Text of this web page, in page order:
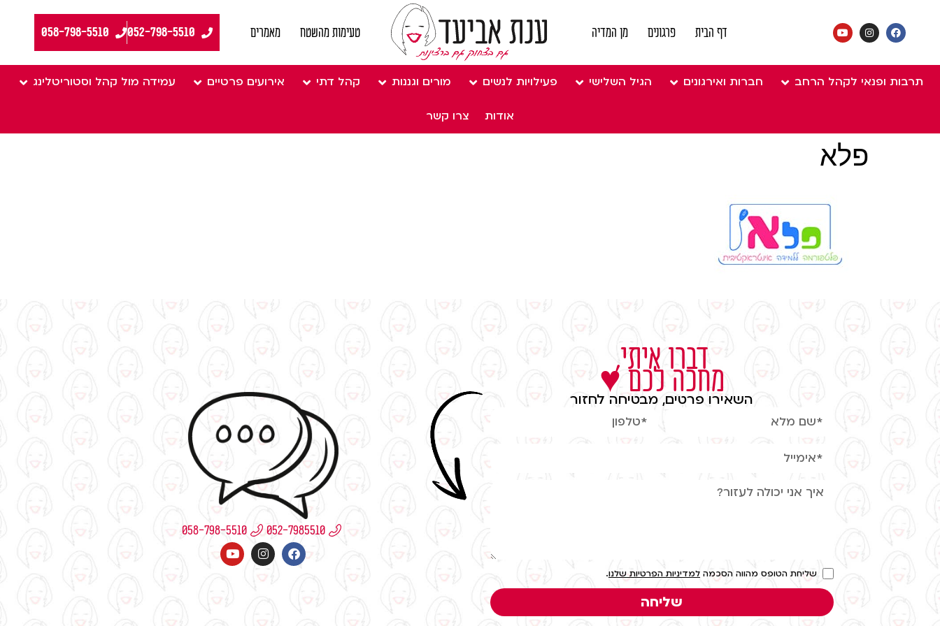
דף הבית פרגונים מן המדיה טעימות מהשטח מאמרים 058-798-5510
תרבות ופנאי לקהל הרחב חברות ואירגונים הגיל השלישי פעילויות לנשים מורים וגננות קהל דתי אירועים פרטיים עמידה מול קהל וסטוריטלינג
אודות צרו קשר
פלא
דברו איתי,
מחכה לכם ♥
השאירו פרטים, מבטיחה לחזור
שליחת הטופס מהווה הסכמה למדיניות הפרטיות שלנו.
שליחה
‏052-7985510
058-798-5510